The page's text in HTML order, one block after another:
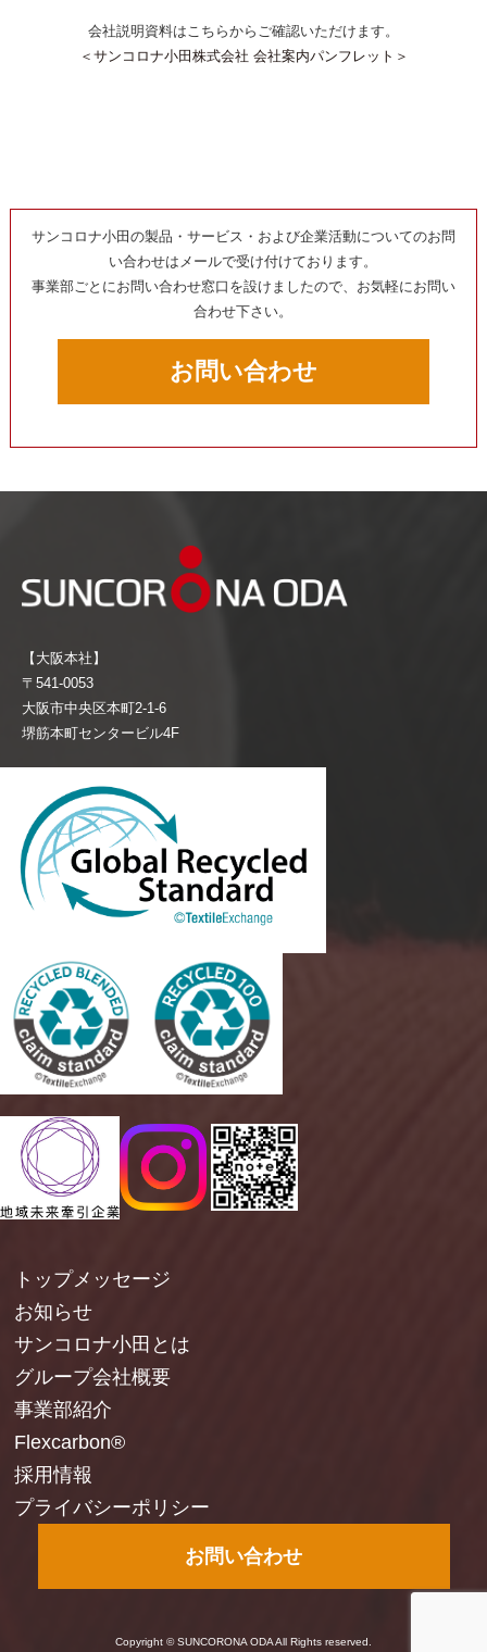
会社説明資料はこちらからご確認いただけます。
＜サンコロナ小田株式会社 会社案内パンフレット＞
サンコロナ小田の製品・サービス・および企業活動についてのお問
い合わせはメールで受け付けております。
事業部ごとにお問い合わせ窓口を設けましたので、お気軽にお問い
合わせ下さい。
お問い合わせ
【大阪本社】
〒541-0053
大阪市中央区本町2-1-6
堺筋本町センタービル4F
トップメッセージ
お知らせ
サンコロナ小田とは
グループ会社概要
事業部紹介
Flexcarbon®
採用情報
プライバシーポリシー
お問い合わせ
Copyright © SUNCORONA ODA All Rights reserved.